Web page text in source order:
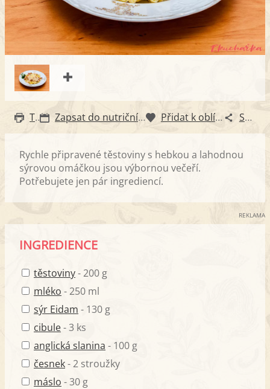
Tisk Zapsat do nutričního diáře Přidat k oblíbeným Sdílet
Rychle připravené těstoviny s hebkou a lahodnou
sýrovou omáčkou jsou výbornou večeří.
Potřebujete jen pár ingrediencí.
REKLAMA
INGREDIENCE
těstoviny- 200 g
mléko - 250 ml
sýr Eidam - 130 g
cibule- 3 ks
anglická slanina - 100 g
česnek- 2 stroužky
máslo - 30 g